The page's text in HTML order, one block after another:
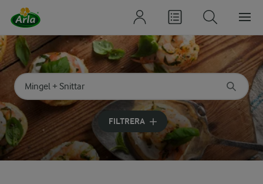
Sök på kategori eller ingrediens
Skriv in sökord för att få förslag
FILTRERA